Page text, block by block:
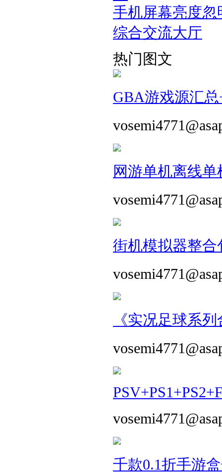
手机屏幕亮度
综合交流大厅
热门图文
GBA游戏源汇
网游单机离线
街机模拟器整合
《实况足球系
千款0.1折手游